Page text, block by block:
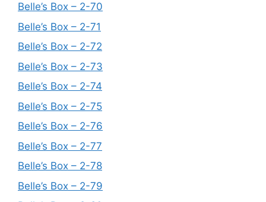
Belle’s Box – 2-70
Belle’s Box – 2-71
Belle’s Box – 2-72
Belle’s Box – 2-73
Belle’s Box – 2-74
Belle’s Box – 2-75
Belle’s Box – 2-76
Belle’s Box – 2-77
Belle’s Box – 2-78
Belle’s Box – 2-79